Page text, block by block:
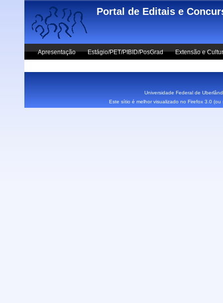
Skip to main content
Portal de Editais e
Apresentação Estágio/PET/PIBID/PosGrad Extensão e
Universidade Federal de
Este sítio é melhor visualizado no Firefox 3.0